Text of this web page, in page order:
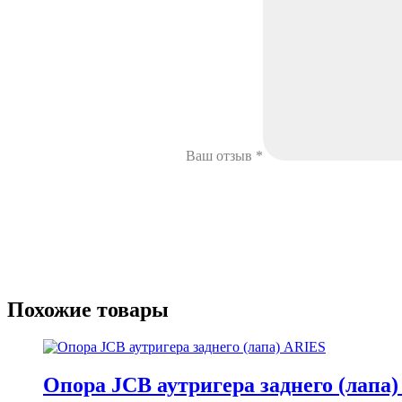
Ваш отзыв *
Похожие товары
Опора JCB аутригера заднего